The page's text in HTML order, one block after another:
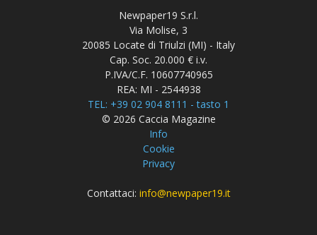
Newpaper19 S.r.l.
Via Molise, 3
20085 Locate di Triulzi (MI) - Italy
Cap. Soc. 20.000 € i.v.
P.IVA/C.F. 10607740965
REA: MI - 2544938
TEL: +39 02 904 8111 - tasto 1
© 2026 Caccia Magazine
Info
Cookie
Privacy
Contattaci: info@newpaper19.it